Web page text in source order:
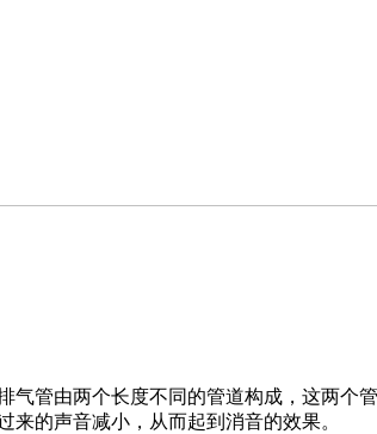
管由两个长度不同的管道构成，这两个
的声音减小，从而起到消音的效果。